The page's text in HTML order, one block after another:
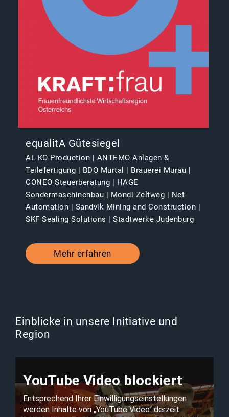
equalitA Gütesiegel
AL-KO Production | ANTEMO Anlagen &
Teilefertigung | BDO Murtal | Brauerei Murau |
CONEO Steuerberatung | HAGE
Sondermaschinenbau | Mondi Zeltweg | Net-
Automation | Sandvik Mining and Construction |
SKF Sealing Solutions | Stadtwerke Judenburg
Mehr erfahren
Einblicke in unsere Initiative und
Region